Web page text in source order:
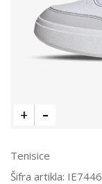
Tenisice
Šifra artikla: IE7446